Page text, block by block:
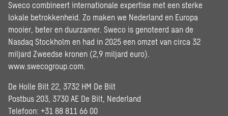
Sweco combineert internationale expertise met een sterke
lokale betrokkenheid. Zo maken we Nederland en Europa
mooier, beter en duurzamer. Sweco is genoteerd aan de
Nasdaq Stockholm en had in 2025 een omzet van circa 32
miljard Zweedse kronen (2,9 miljard euro).
www.swecogroup.com
De Holle Bilt 22, 3732 HM De Bilt
Postbus 203, 3730 AE De Bilt, Nederland
Telefoon: +31 88 811 66 00